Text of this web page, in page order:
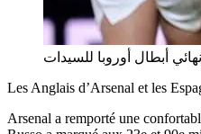
أبطال أوروبا للسيدات
Les Anglais d’Arsenal et les
Arsenal a remporté une